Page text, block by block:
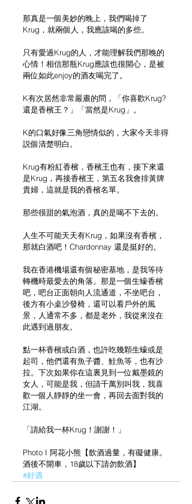
那真是一個美妙的晚上，我們喝掉了
Krug，就兩個人，我應該喝的多些。
只有愛過Krug的人，才能理解我們那晚的
心情！相信那瓶Krug應該也很開心，是被
兩位如此enjoy的酒友喝完了。
K有次居然非常嚴肅的問，「你喜歡Krug?
還是香檳王？」「當然是Krug」。
K的口氣好像三角戀情似的，大家今天非得
説個清楚明白。
Krug有粉紅香檳，香檳王也有，接下來還
是Krug，再接香檳王，第五名我會排黃牌
貴婦，這就是我的香檳名單。
那些很甜的氣泡酒，真的是喝不下去的。
人生不可能天天有Krug，如果沒有香檳，
那就白酒吧！Chardonnay 還是挺好的。
我在香港機場還有個秘密基地，是我等待
轉機時最愛去的角落。那是一個生蠔香檳
吧，吧台正面朝向人流通道，不坐吧台，
後方有小桌沙發椅，還可以看戶外的風
景，人通常不多，都是老外，我從來沒在
此遇到過朋友。
點一杯香檳或白酒，也許吃幾顆生蠔或是
起司，他們還有魚子醬、鮭魚等，也有沙
拉。下次如果你在這裏見到一位戴墨鏡的
女人，可能是我，但請千萬別叫我，我喜
歡一個人靜靜的坐一會，再回去面對我的
江湖。
「請給我一杯Krug！謝謝！」
Photo I 阿花小熊【飲酒過量，有礙健康。
酒後不開車，18歲以下請勿飲酒】
#好酒